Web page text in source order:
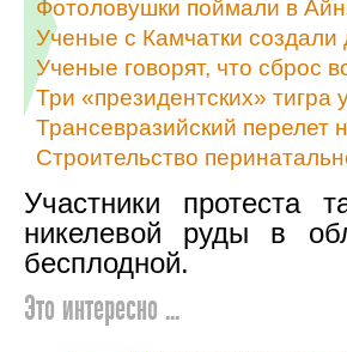
Фотоловушки поймали в
Ученые с Камчатки
Ученые говорят, что сброс
Три «президентских»
Трансевразийский перелет
Строительство
Участники протеста
никелевой руды в
бесплодной.
Это интересно ...